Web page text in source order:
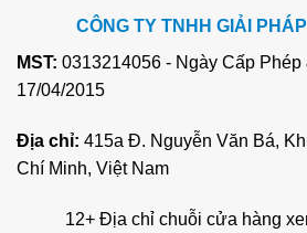
CÔNG TY TNHH GIẢI
MST: 0313214056 - Ngày Cấp
17/04/2015
Địa chỉ: 415a Đ. Nguyễn Văn Bá,
Chí Minh, Việt Nam
12+ Địa chỉ chuỗi cửa hàng